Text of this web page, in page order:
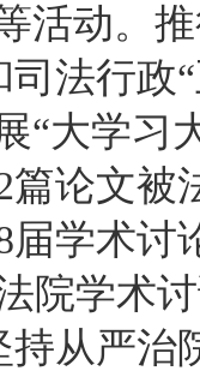
活动。
法行政
“大学习
篇论文被
届学术
院学术
从严治